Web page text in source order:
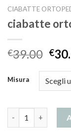
CIABATTE
ciabatte
€39.00 €
Misura